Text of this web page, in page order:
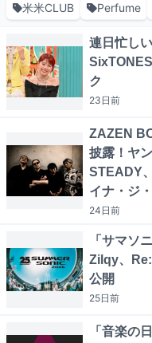
米米CLUB Perfume
連日忙し
ク
23日前
ZAZEN
披露！ヤ
STEADY
イナ・ジ
24日前
「サマソ
Zilqy、
公開
25日前
「音楽の